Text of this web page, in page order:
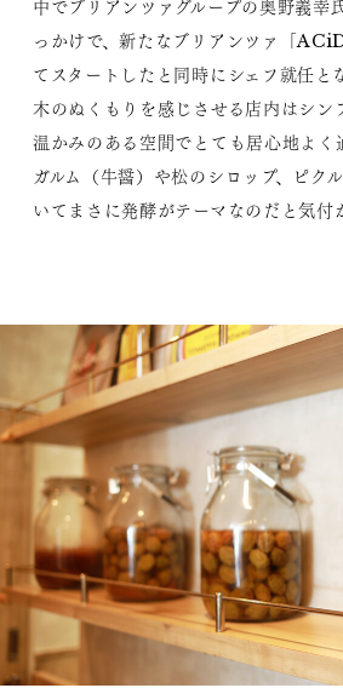
中でブリアンツァグループの奥野義幸
っかけで、新たなブリアンツァ「
てスタートしたと同時にシェフ就任と
木のぬくもりを感じさせる店内はシン
温かみのある空間でとても居心地よく
ガルム（牛醤）や松のシロップ、ピク
いてまさに発酵がテーマなのだと気付